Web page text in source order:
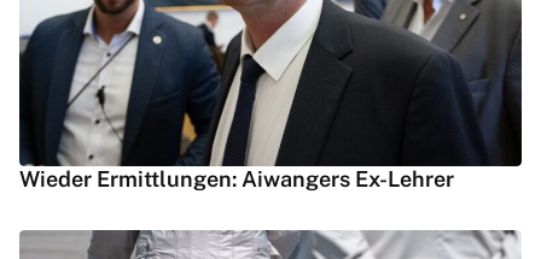
Wieder Ermittlungen: Aiwangers Ex-Lehrer